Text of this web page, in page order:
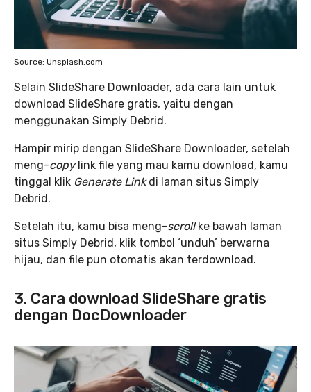
Source: Unsplash.com
Selain SlideShare Downloader, ada cara lain untuk
download SlideShare gratis, yaitu dengan
menggunakan Simply Debrid.
Hampir mirip dengan SlideShare Downloader, setelah
meng-copy link file yang mau kamu download, kamu
tinggal klik Generate Linkdi laman situs Simply
Debrid.
Setelah itu, kamu bisa meng-scroll ke bawah laman
situs Simply Debrid, klik tombol ‘unduh’ berwarna
hijau, dan file pun otomatis akan terdownload.
3. Cara download SlideShare gratis
dengan DocDownloader